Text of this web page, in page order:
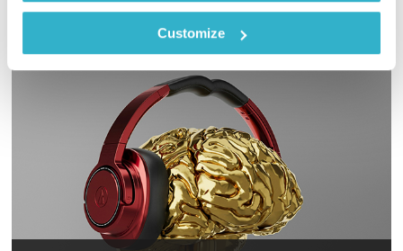
Customize